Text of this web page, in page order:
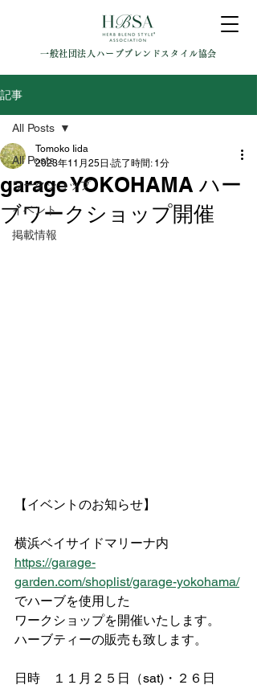
一般社団法人ハーブブレンドスタイル協会
記事
All Posts
ワークショップ
イベント
掲載情報
All Posts
garage YOKOHAMA ハー
ブワークショップ開催
Tomoko Iida
2023年11月25日 読了時間: 1分
【イベントのお知らせ】
横浜ベイサイドマリーナ内
https://garage-
garden.com/shoplist/garage-yokohama/
でハーブを使用した
ワークショップを開催いたします。
⁡ハーブティーの販売も致します。
日時　１１月２５日（sat)・２６日